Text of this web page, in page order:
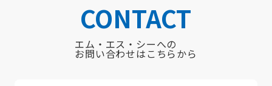
CONTACT
エム・エス・シーへの
お問い合わせはこちらから